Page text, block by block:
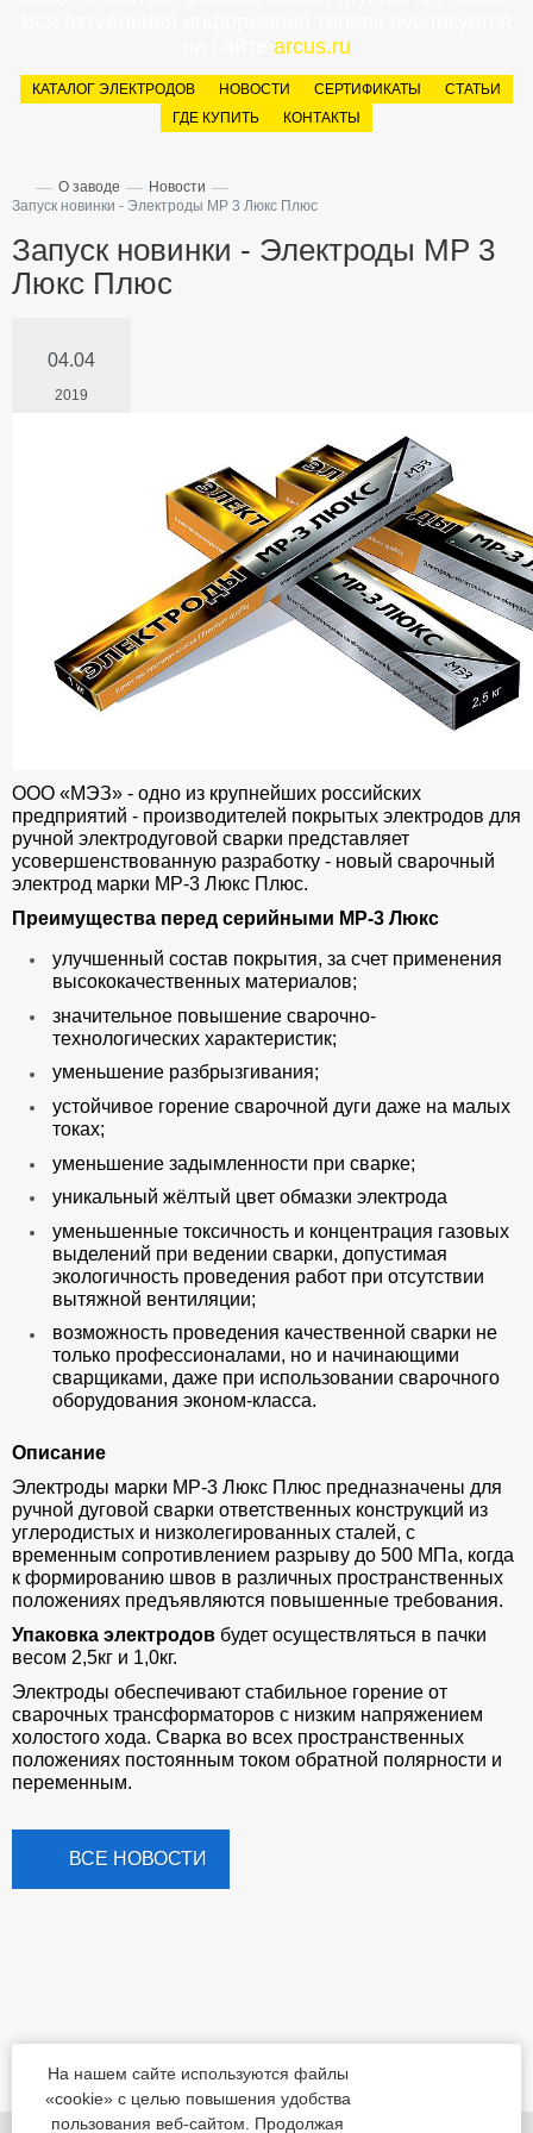
arcus.ru
КАТАЛОГ ЭЛЕКТРОДОВ НОВОСТИ СЕРТИФИКАТЫ
СТАТЬИ
ГДЕ КУПИТЬ
КОНТАКТЫ
— О заводе — Новости —
Запуск новинки - Электроды МР 3 Люкс Плюс
Запуск новинки - Электроды МР 3
Люкс Плюс
04.04
2019
ООО «МЭЗ» - одно из крупнейших российских
предприятий - производителей покрытых электродов для
ручной электродуговой сварки представляет
усовершенствованную разработку - новый сварочный
электрод марки МР-3 Люкс Плюс.
Преимущества перед серийными МР-3 Люкс
улучшенный состав покрытия, за счет применения
высококачественных материалов;
значительное повышение сварочно-
технологических характеристик;
уменьшение разбрызгивания;
устойчивое горение сварочной дуги даже на малых
токах;
уменьшение задымленности при сварке;
уникальный жёлтый цвет обмазки электрода
уменьшенные токсичность и концентрация газовых
выделений при ведении сварки, допустимая
экологичность проведения работ при отсутствии
вытяжной вентиляции;
возможность проведения качественной сварки не
только профессионалами, но и начинающими
сварщиками, даже при использовании сварочного
оборудования эконом-класса.
Описание
Электроды марки МР-3 Люкс Плюс предназначены для
ручной дуговой сварки ответственных конструкций из
углеродистых и низколегированных сталей, с
временным сопротивлением разрыву до 500 МПа, когда
к формированию швов в различных пространственных
положениях предъявляются повышенные требования.
Упаковка электродов будет осуществляться в пачки
весом 2,5кг и 1,0кг.
Электроды обеспечивают стабильное горение от
сварочных трансформаторов с низким напряжением
холостого хода. Сварка во всех пространственных
положениях постоянным током обратной полярности и
переменным.
ВСЕ НОВОСТИ
На нашем сайте используются файлы
«cookie» с целью повышения удобства
пользования веб-сайтом. Продолжая